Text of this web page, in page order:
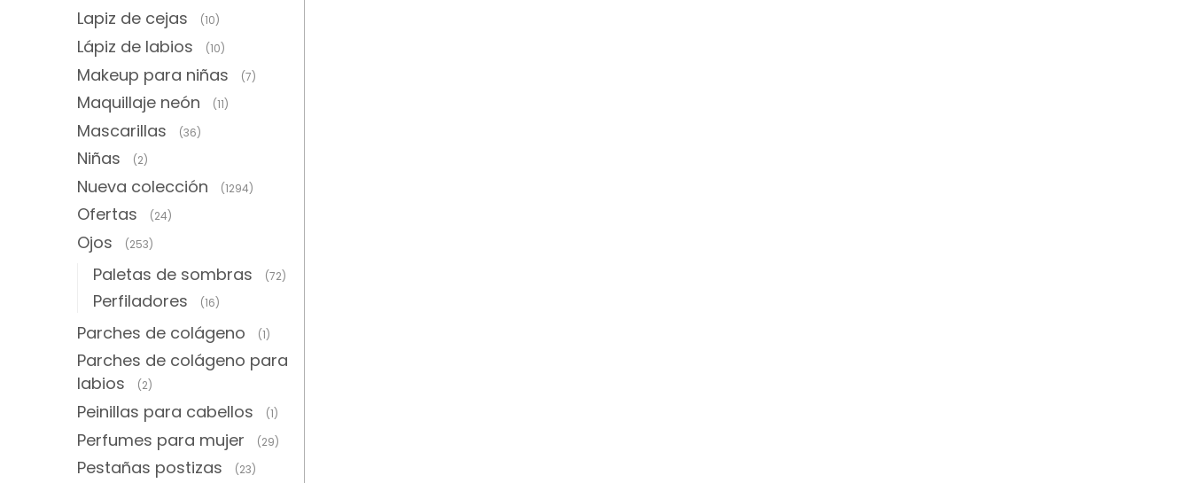
Lapiz de cejas (10)
Lápiz de labios (10)
Makeup para niñas (7)
Maquillaje neón (11)
Mascarillas (36)
Niñas (2)
Nueva colección (1294)
Ofertas (24)
Ojos (253)
Paletas de sombras (72)
Perfiladores (16)
Parches de colágeno (1)
Parches de colágeno para
labios
(2)
Peinillas para cabellos (1)
Perfumes para mujer (29)
Pestañas postizas (23)